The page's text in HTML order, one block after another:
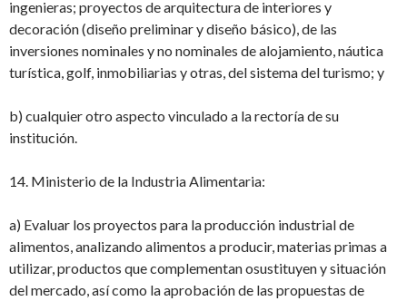
ingenieras; proyectos de arquitectura de interiores y
decoración (diseño preliminar y diseño básico), de las
inversiones nominales y no nominales de alojamiento, náutica
turística, golf, inmobiliarias y otras, del sistemadel turismo; y
b) cualquier otro aspecto vinculado a la rectoría de su
institución.
14. Ministerio de la Industria Alimentaria:
a) Evaluar los proyectos para la producción industrial de
alimentos, analizando alimentos a producir, materias primas a
utilizar, productos que complementan osustituyen y situación
del mercado, así como la aprobación de las propuestas de